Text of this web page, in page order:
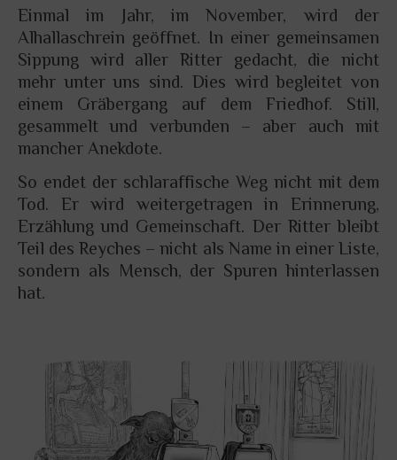
Einmal im Jahr, im November, wird der
Alhallaschrein geöffnet. In einer gemeinsamen
Sippung wird aller Ritter gedacht, die nicht
mehr unter uns sind. Dies wird begleitet von
einem Gräbergang auf dem Friedhof. Still,
gesammelt und verbunden – aber auch mit
mancher Anekdote.
So endet der schlaraffische Weg nicht mit dem
Tod. Er wird weitergetragen in Erinnerung,
Erzählung und Gemeinschaft. Der Ritter bleibt
Teil des Reyches – nicht als Name in einer Liste,
sondern als Mensch, der Spuren hinterlassen
hat.